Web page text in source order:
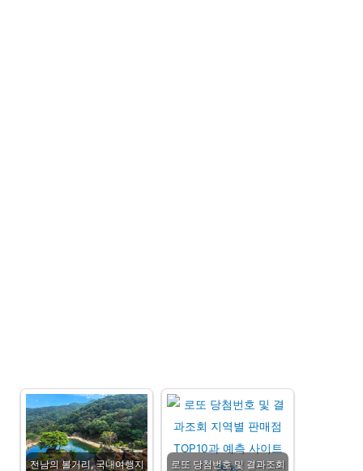
전남의 볼거리, 국내여행지
로또 당첨번호 및 결과조회